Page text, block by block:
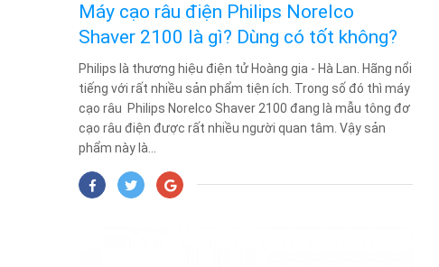
Máy cạo râu điện Philips Norelco
Shaver 2100 là gì? Dùng có tốt không?
Philips là thương hiệu điện tử Hoàng gia - Hà Lan. Hãng nổi
tiếng với rất nhiều sản phẩm tiện ích. Trong số đó thì máy
cạo râu Philips Norelco Shaver 2100 đang là mẫu tông đơ
cạo râu điện được rất nhiều người quan tâm. Vậy sản
phẩm này là...